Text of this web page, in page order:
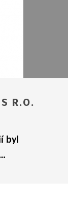
R.O.
byl